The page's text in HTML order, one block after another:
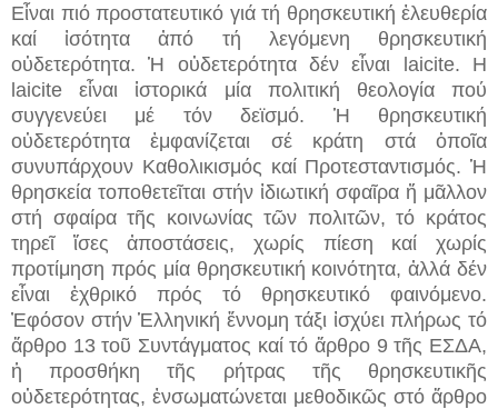
Εἶναι πιό προστατευτικό γιά τή θρησκευτική ἐλευθερία
καί ἰσότητα ἀπό τή λεγόμενη θρησκευτική
οὐδετερότητα. Ἡ οὐδετερότητα δέν εἶναι laicite. Η
laicite εἶναι ἱστορικά μία πολιτική θεολογία πού
συγγενεύει μέ τόν δεϊσμό. Ἡ θρησκευτική
οὐδετερότητα ἐμφανίζεται σέ κράτη στά ὁποῖα
συνυπάρχουν Kαθολικισμός καί Προτεσταντισμός. Ἡ
θρησκεία τοποθετεῖται στήν ἰδιωτική σφαῖρα ἤ μᾶλλον
στή σφαίρα τῆς κοινωνίας τῶν πολιτῶν, τό κράτος
τηρεῖ ἴσες ἀποστάσεις, χωρίς πίεση καί χωρίς
προτίμηση πρός μία θρησκευτική κοινότητα, ἀλλά δέν
εἶναι ἐχθρικό πρός τό θρησκευτικό φαινόμενο.
Ἐφόσον στήν Ἑλληνική ἔννομη τάξι ἰσχύει πλήρως τό
ἄρθρο 13 τοῦ Συντάγματος καί τό ἄρθρο 9 τῆς ΕΣΔΑ,
ἡ προσθήκη τῆς ρήτρας τῆς θρησκευτικῆς
οὐδετερότητας, ἐνσωματώνεται μεθοδικῶς στό ἄρθρο